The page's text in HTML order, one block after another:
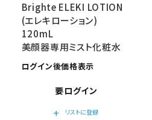
Brighte ELEKI LOTION
(エレキローション)
120mL
美顔器専用ミスト化粧水
ログイン後価格表示
要ログイン
add
リストに登録